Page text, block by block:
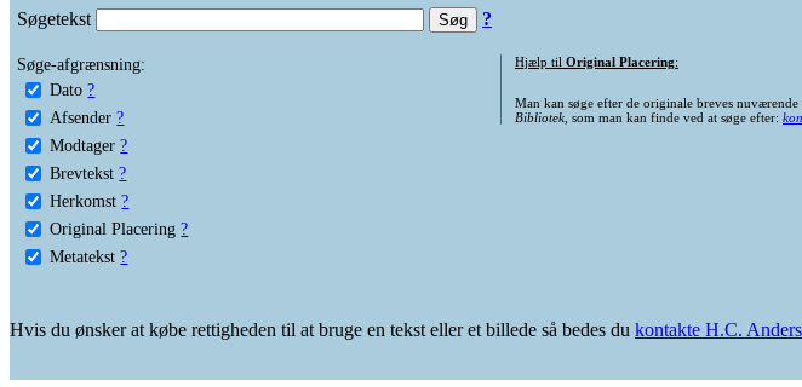
Søgetekst ?
Søge-afgrænsning:
Dato ?
Afsender ?
Modtager ?
Brevtekst ?
Herkomst ?
Original Placering ?
Metatekst ?
Hjælp til Original Placering:
Man kan søge efter de originale breves
Bibliotek, som man kan finde ved at søge efter:
Hvis du ønsker at købe rettigheden til at bruge en tekst eller et billede så bedes du kontakte H.C.